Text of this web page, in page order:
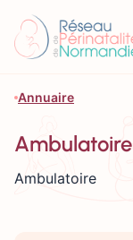
Annuaire
Ambulatoire
Ambulatoire